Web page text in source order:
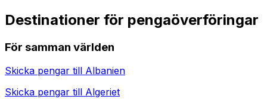
Destinationer för pengaöverföringar
För samman världen
Skicka pengar till Albanien
Skicka pengar till Algeriet